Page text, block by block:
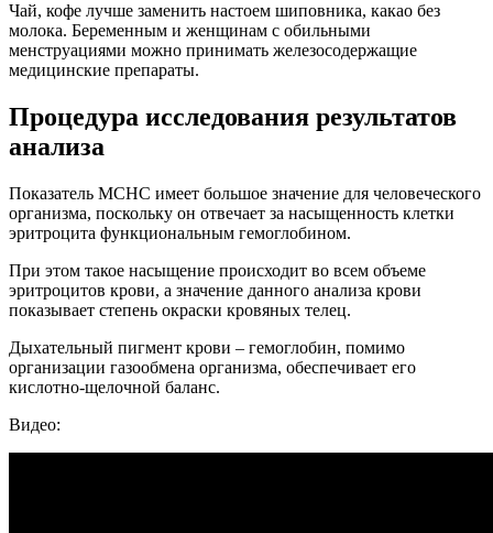
Чай, кофе лучше заменить настоем шиповника, какао без
молока. Беременным и женщинам с обильными
менструациями можно принимать железосодержащие
медицинские препараты.
Процедура исследования результатов
анализа
Показатель MCHC имеет большое значение для человеческого
организма, поскольку он отвечает за насыщенность клетки
эритроцита функциональным гемоглобином.
При этом такое насыщение происходит во всем объеме
эритроцитов крови, а значение данного анализа крови
показывает степень окраски кровяных телец.
Дыхательный пигмент крови – гемоглобин, помимо
организации газообмена организма, обеспечивает его
кислотно-щелочной баланс.
Видео: